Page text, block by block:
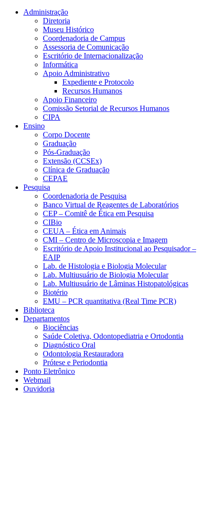
Conteúdo principal Menu principal
Administração
Diretoria
Museu Histórico
Coordenadoria de Campus
Assessoria de Comunicação
Escritório de Internacionalização
Informática
Apoio Administrativo
Expediente e Protocolo
Recursos Humanos
Apoio Financeiro
Comissão Setorial de Recursos Humanos
CIPA
Ensino
Corpo Docente
Graduação
Pós-Graduação
Extensão (CCSEx)
Clínica de Graduação
CEPAE
Pesquisa
Coordenadoria de Pesquisa
Banco Virtual de Reagentes de Laboratórios
CEP – Comitê de Ética em Pesquisa
CIBio
CEUA – Ética em Animais
CMI – Centro de Microscopia e Imagem
Escritório de Apoio Institucional ao Pesquisador –
EAIP
Lab. de Histologia e Biologia Molecular
Lab. Multiusuário de Biologia Molecular
Lab. Multiusuário de Lâminas Histopatológicas
Biotério
EMU – PCR quantitativa (Real Time PCR)
Biblioteca
Departamentos
Biociências
Saúde Coletiva, Odontopediatria e Ortodontia
Diagnóstico Oral
Odontologia Restauradora
Prótese e Periodontia
Ponto Eletrônico
Webmail
Ouvidoria